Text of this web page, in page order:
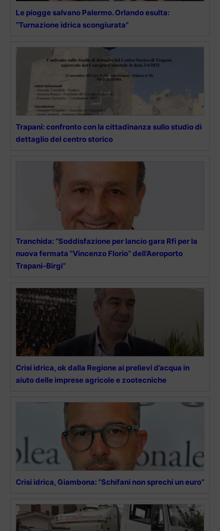
Le piogge salvano Palermo. Orlando esulta:
“Turnazione idrica scongiurata”
Trapani: confronto con la cittadinanza sullo studio di
dettaglio del centro storico
Tranchida: “Soddisfazione per lancio gara Rfi per la
nuova fermata “Vincenzo Florio” dell’Aeroporto
Trapani-Birgi”
Crisi idrica, ok dalla Regione ai prelievi d’acqua in
aiuto delle imprese agricole e zootecniche
Crisi idrica, Giambona: “Schifani non sprechi un euro”